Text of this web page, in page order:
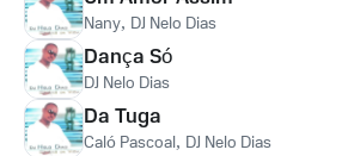
Nany, DJ Nelo Dias
Dança Só
DJ Nelo Dias
Da Tuga
Caló Pascoal, DJ Nelo Dias